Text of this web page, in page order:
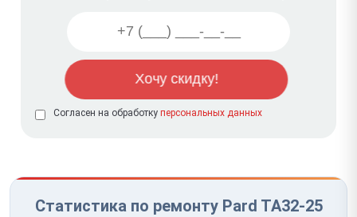
Согласен на обработку персональных данных
Статистика по ремонту Pard TA32-25